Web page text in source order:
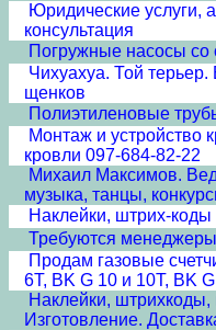
Юридические услуги,
консультация
Погружные насосы со
Чихуахуа. Той
щенков
Полиэтиленовые
Монтаж и устройство
кровли 097-684-82-22
Михаил Максимов.
музыка, танцы,
Наклейки, штрих-
Требуются
Продам газовые
6T, BK G 10 и 10T, BK G
Наклейки, штрихкоды,
Изготовление.